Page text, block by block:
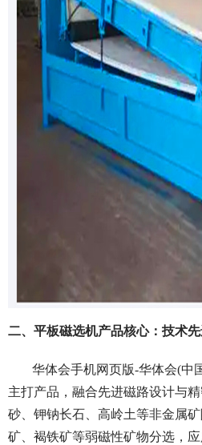
二、平板磁选机产品核心：技术
华体会手机网页版-华体会(中
主打产品，融合先进磁路设计与
砂、钾钠长石、高岭土等非金属
矿、褐铁矿等弱磁性矿物分选，应